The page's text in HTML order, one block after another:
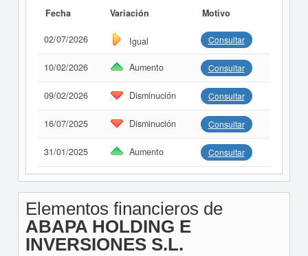
Fecha Variación Motivo
02/07/2026 Igual Consultar
10/02/2026 Aumento Consultar
09/02/2026 Disminución Consultar
16/07/2025 Disminución Consultar
31/01/2025 Aumento Consultar
Elementos financieros de
ABAPA HOLDING E
INVERSIONES S.L.